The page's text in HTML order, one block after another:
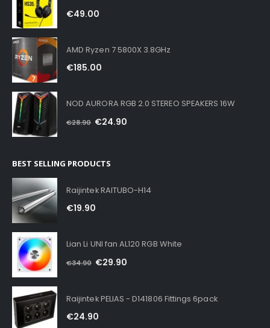
€49.00
AMD Ryzen 7 5800X 3.8GHz
€185.00
NOD AURORA RGB 2.0 STEREO SPEAKERS 16W
€28.90 €24.90
BEST SELLING PRODUCTS
Raijintek RAITUBO-H14
€19.90
Lian Li UNI fan AL120 RGB White
€34.90 €29.90
Raijintek PELIAS - D141806 Fittings 6pack
€24.90